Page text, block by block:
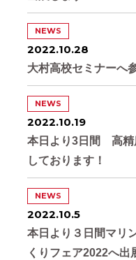
NEWS
2022.10.28
大村高校セミナーへ
NEWS
2022.10.19
本日より3日間 高精
しております！
NEWS
2022.10.5
本日より３日間マリ
くりフェア2022へ出